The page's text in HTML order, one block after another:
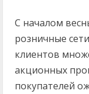
С началом
розничные
клиентов
акционных
покупателей